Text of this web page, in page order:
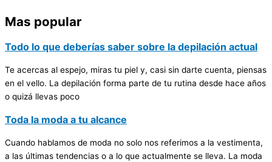
Mas popular
Todo lo que deberías saber sobre la depilación actual
Te acercas al espejo, miras tu piel y, casi sin darte cuenta, piensas
en el vello. La depilación forma parte de tu rutina desde hace años
o quizá llevas poco
Toda la moda a tu alcance
Cuando hablamos de moda no solo nos referimos a la vestimenta,
a las últimas tendencias o a lo que actualmente se lleva. La moda